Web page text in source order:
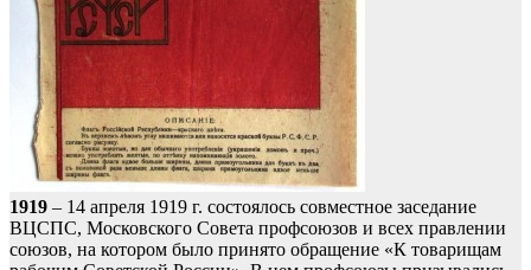
1919 – 14 апреля 1919 г. состоялось совместное заседание
ВЦСПС, Московского Совета профсоюзов и всех правлении
союзов, на котором было принято обращение «К товарищам